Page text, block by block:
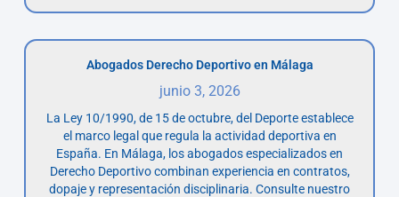
Abogados Derecho Deportivo en Málaga
junio 3, 2026
La Ley 10/1990, de 15 de octubre, del Deporte establece
el marco legal que regula la actividad deportiva en
España. En Málaga, los abogados especializados en
Derecho Deportivo combinan experiencia en contratos,
dopaje y representación disciplinaria. Consulte nuestro